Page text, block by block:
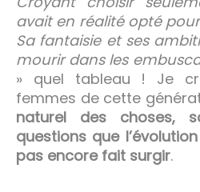
avait en réalité opté
Sa fantaisie et ses
mourir dans les
» quel tableau ! Je
femmes de cette
naturel des choses,
questions que
pas encore fait surgir.